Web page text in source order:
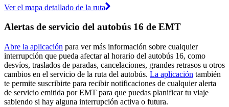
Ver el mapa detallado de la ruta
Alertas de servicio del autobús 16 de EMT
Abre la aplicación para ver más información sobre cualquier
interrupción que pueda afectar al horario del autobús 16, como
desvíos, traslados de paradas, cancelaciones, grandes retrasos u otros
cambios en el servicio de la ruta del autobús. La aplicación también
te permite suscribirte para recibir notificaciones de cualquier alerta
de servicio emitida por EMT para que puedas planificar tu viaje
sabiendo si hay alguna interrupción activa o futura.